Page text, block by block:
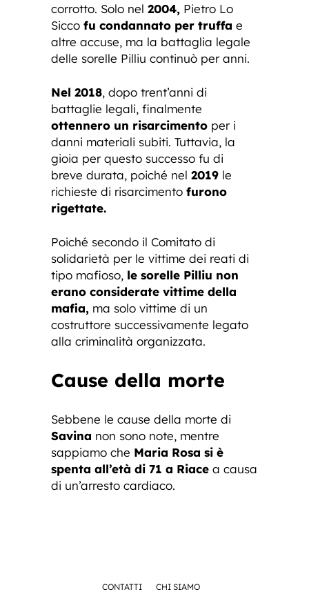
corrotto. Solo nel 2004, Pietro Lo
Sicco fu condannato per truffa e
altre accuse, ma la battaglia legale
delle sorelle Pilliu continuò per anni.
Nel 2018, dopo trent’anni di
battaglie legali, finalmente
ottennero un risarcimento per i
danni materiali subiti. Tuttavia, la
gioia per questo successo fu di
breve durata, poiché nel 2019 le
richieste di risarcimento furono
rigettate.
Poiché secondo il Comitato di
solidarietà per le vittime dei reati di
tipo mafioso, le sorelle Pilliu non
erano considerate vittime della
mafia, ma solo vittime di un
costruttore successivamente legato
alla criminalità organizzata.
Cause della morte
Sebbene le cause della morte di
Savina non sono note, mentre
sappiamo che Maria Rosa si è
spenta all’età di 71 a Riace a causa
di un’arresto cardiaco.
CONTATTI CHI SIAMO